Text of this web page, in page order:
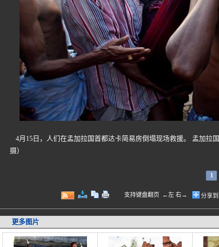
4月15日，人们在孟加拉国首都达卡简易房倒塌现场救援。 孟加拉
摄）
1
支持键盘翻页 ←左 右→ 分享
更多图片